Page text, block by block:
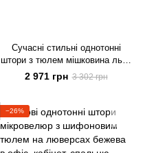
Сучасні стильні однотонні
штори з тюлем мішковина льон
на люверсах ALBO Кавові,
комплект штор на вікно
2 971 грн 3 302 грн
−26%